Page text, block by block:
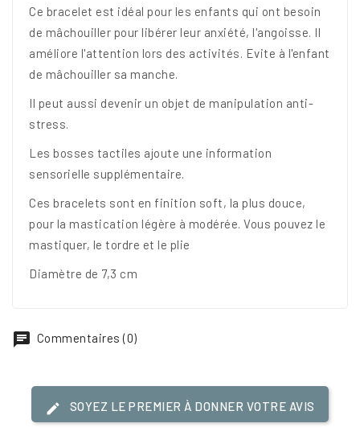
Ce bracelet est idéal pour les enfants qui ont besoin
de mâchouiller pour libérer leur anxiété, l'angoisse. Il
améliore l'attention lors des activités. Evite à l'enfant
de mâchouiller sa manche.
Il peut aussi devenir un objet de manipulation anti-
stress.
Les bosses tactiles ajoute une information
sensorielle supplémentaire.
Ces bracelets sont en finition soft, la plus douce,
pour la mastication légère à modérée. Vous pouvez le
mastiquer, le tordre et le plie
Diamètre de 7,3 cm
Commentaires (0)
SOYEZ LE PREMIER À DONNER VOTRE AVIS